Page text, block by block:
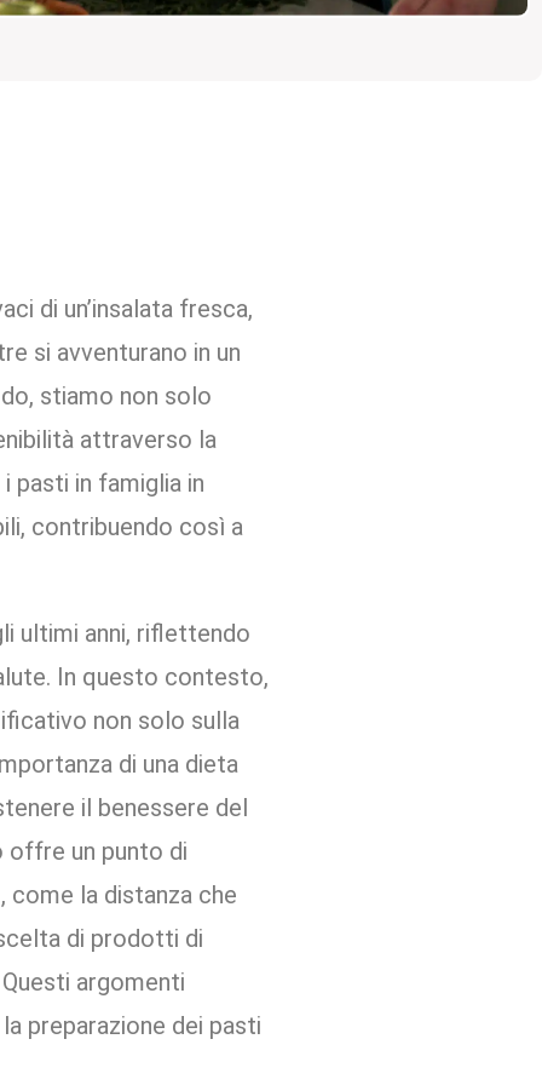
di un’insalata fresca,
si avventurano in un
stiamo non solo
attraverso la
pasti in famiglia in
contribuendo così a
ultimi anni, riflettendo
In questo contesto,
non solo sulla
di una dieta
il benessere del
offre un punto di
come la distanza che
di prodotti di
argomenti
preparazione dei pasti